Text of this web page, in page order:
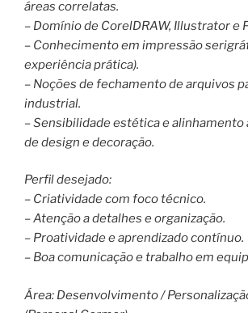
áreas correlatas.
– Domínio de CorelDRAW, Illustrator e
– Conhecimento em impressão
experiência prática).
– Noções de fechamento de arquivos
industrial.
– Sensibilidade estética e alinhamento
de design e decoração.
Perfil desejado:
– Criatividade com foco técnico.
– Atenção a detalhes e organização.
– Proatividade e aprendizado contínuo.
– Boa comunicação e trabalho em
Área: Desenvolvimento /